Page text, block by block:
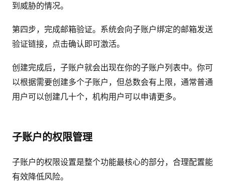
到威胁的情况。
第四步，完成邮箱验证。系统会向子账户绑定的邮箱发送
验证链接，点击确认即可激活。
创建完成后，子账户就会出现在你的子账户列表中。你可
以根据需要创建多个子账户，但总数会有上限，通常普通
用户可以创建几十个，机构用户可以申请更多。
子账户的权限管理
子账户的权限设置是整个功能最核心的部分，合理配置能
有效降低风险。